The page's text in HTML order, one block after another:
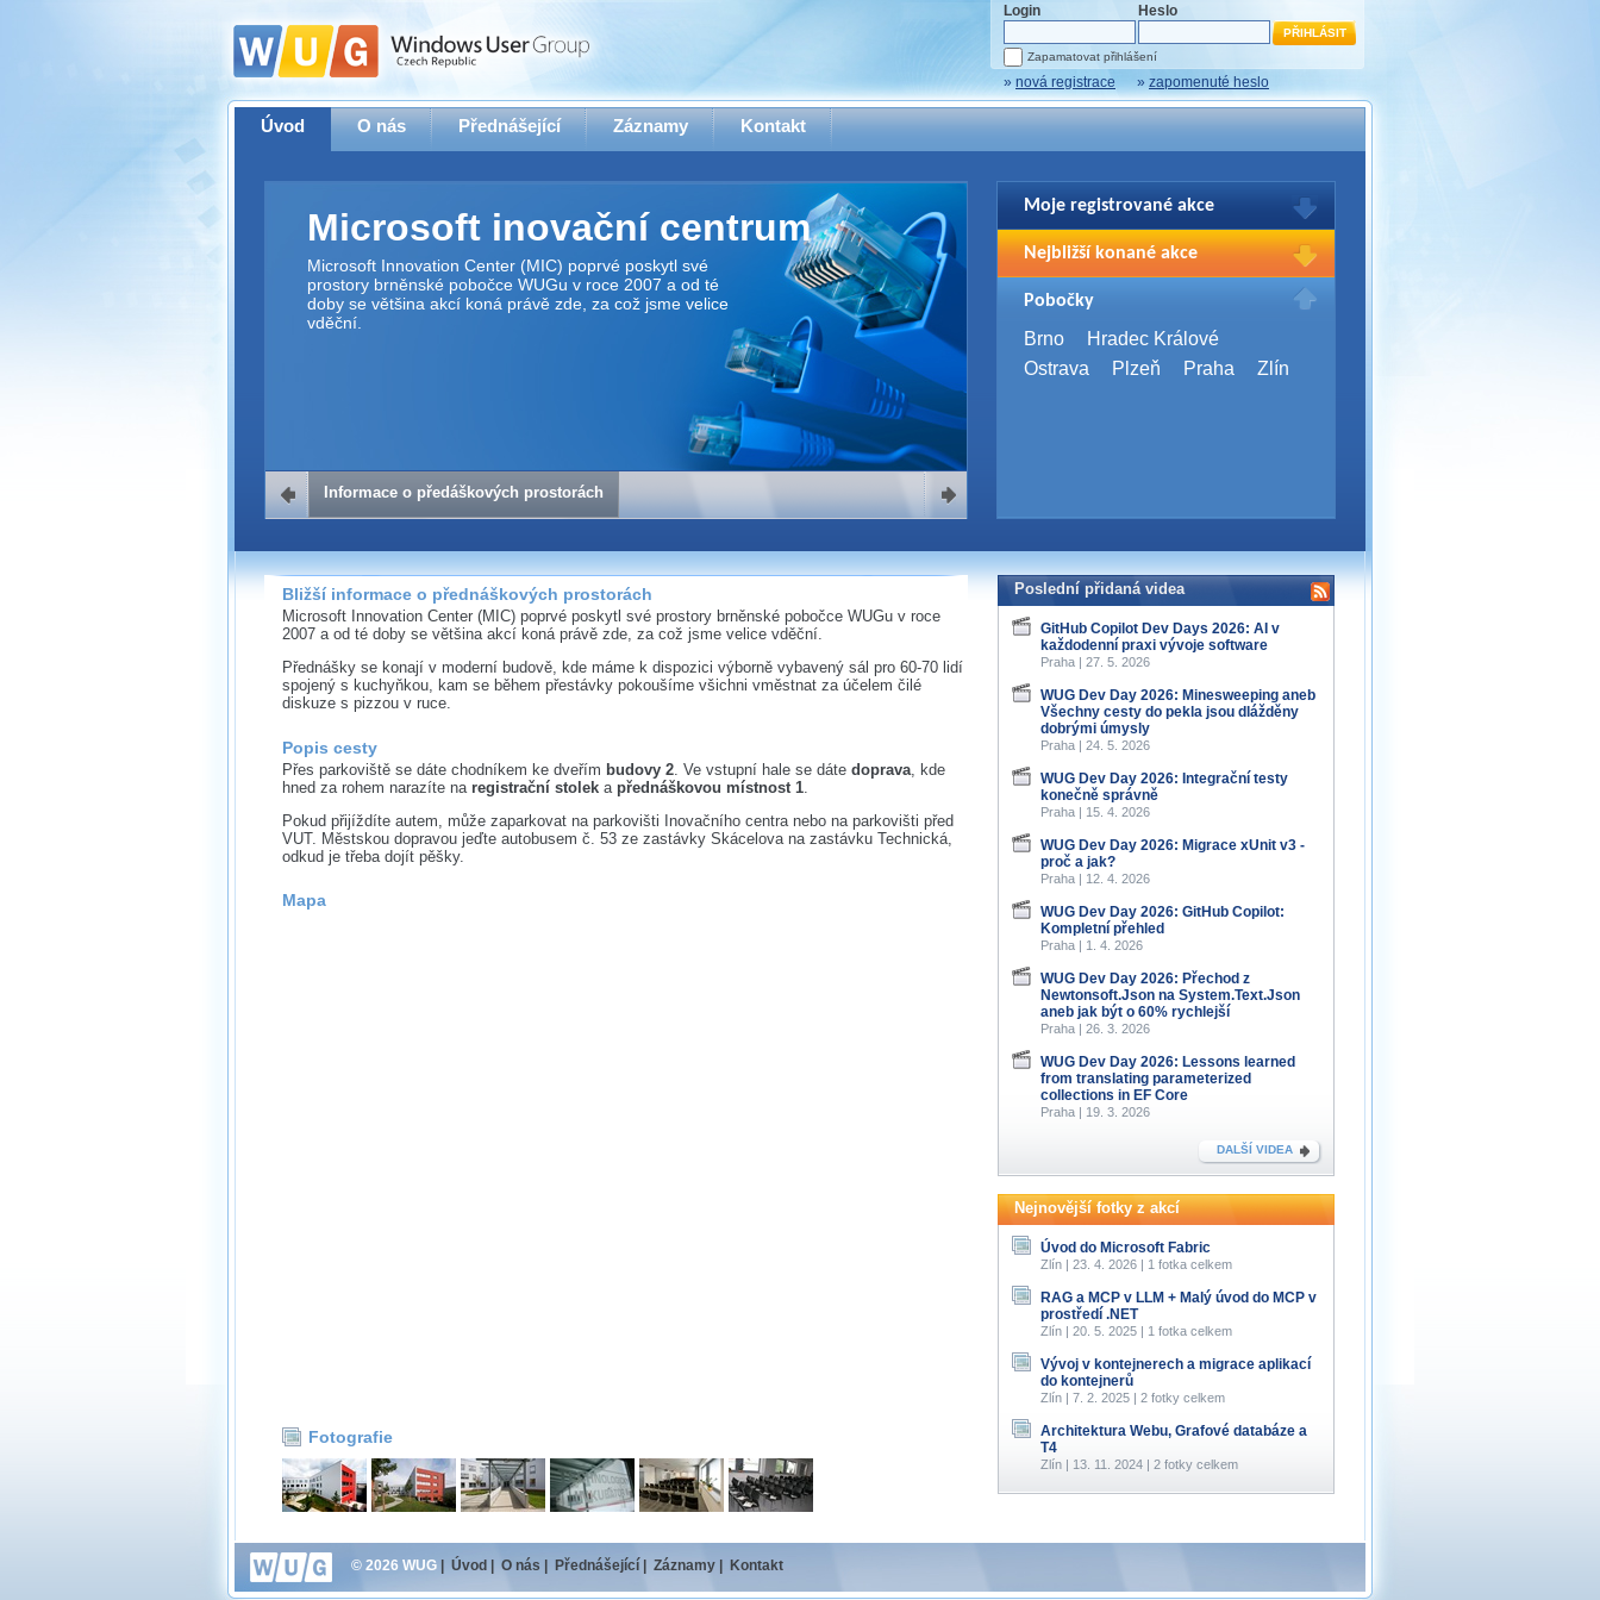
Login Heslo
Zapamatovat přihlášení
» nová registrace » zapomenuté heslo
Úvod O nás Přednášející Záznamy Kontakt
Microsoft inovační centrum
Microsoft Innovation Center (MIC) poprvé poskytl své
prostory brněnské pobočce WUGu v roce 2007 a od té
doby se většina akcí koná právě zde, za což jsme velice
vděční.
Informace o předáškových prostorách
Moje registrované akce
Pro zobrazení Vašich registrací na akce
se prosím přihlašte.
Nejbližší konané akce
WUG Days 2026
4. 9. 2026,Brno
SQL Server Bootcamp 2026
Pobočky
Brno
Hradec Králové
Ostrava
Plzeň Praha Zlín
Bližší informace o přednáškových prostorách
Microsoft Innovation Center (MIC) poprvé poskytl své prostory brněnské pobočce WUGu v roce
2007 a od té doby se většina akcí koná právě zde, za což jsme velice vděční.
Přednášky se konají v moderní budově, kde máme k dispozici výborně vybavený sál pro 60-70 lidí
spojený s kuchyňkou, kam se během přestávky pokoušíme všichni vměstnat za účelem čilé
diskuze s pizzou v ruce.
Popis cesty
Přes parkoviště se dáte chodníkem ke dveřím budovy 2 . Ve vstupní hale se dáte doprava , kde
hned za rohem narazíte na registrační stolek a přednáškovou místnost 1
Pokud přijíždíte autem, může zaparkovat na parkovišti Inovačního centra nebo na parkovišti před
VUT. Městskou dopravou jeďte autobusem č. 53 ze zastávky Skácelova na zastávku Technická,
odkud je třeba dojít pěšky.
Mapa
Fotografie
Poslední přidaná videa
GitHub Copilot Dev Days 2026: AI v
každodenní praxi vývoje software
Praha | 27. 5. 2026
WUG Dev Day 2026: Minesweeping aneb
Všechny cesty do pekla jsou dlážděny
dobrými úmysly
Praha | 24. 5. 2026
WUG Dev Day 2026: Integrační testy
konečně správně
Praha | 15. 4. 2026
WUG Dev Day 2026: Migrace xUnit v3 -
proč a jak?
Praha | 12. 4. 2026
WUG Dev Day 2026: GitHub Copilot:
Kompletní přehled
Praha | 1. 4. 2026
WUG Dev Day 2026: Přechod z
Newtonsoft.Json na System.Text.Json
aneb jak být o 60% rychlejší
Praha | 26. 3. 2026
WUG Dev Day 2026: Lessons learned
from translating parameterized
collections in EF Core
Praha | 19. 3. 2026
DALŠÍ VIDEA
Nejnovější fotky z akcí
Úvod do Microsoft Fabric
Zlín | 23. 4. 2026 | 1 fotka celkem
RAG a MCP v LLM + Malý úvod do MCP v
prostředí .NET
Zlín | 20. 5. 2025 | 1 fotka celkem
Vývoj v kontejnerech a migrace aplikací
do kontejnerů
Zlín | 7. 2. 2025 | 2 fotky celkem
Architektura Webu, Grafové databáze a
T4
Zlín | 13. 11. 2024 | 2 fotky celkem
© 2026 WUG Úvod O nás Přednášející Záznamy Kontakt